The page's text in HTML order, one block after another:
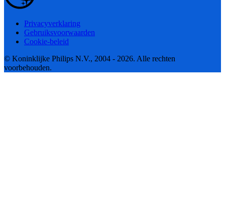
Privacyverklaring
Gebruiksvoorwaarden
Cookie-beleid
© Koninklijke Philips N.V., 2004 - 2026. Alle rechten
voorbehouden.